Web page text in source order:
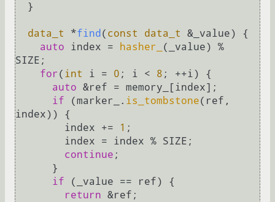
data_t *find ( const data_t &_value)
{
auto index = hasher_
(_value) %
SIZE;
for ( int i = 0 ; i < 8 ; ++i) {
auto &ref = memory_[index];
if (marker_. is_tombstone(ref,
index)) {
        index +=
1 ;
continue ;
if (_value == ref) {
return &ref;